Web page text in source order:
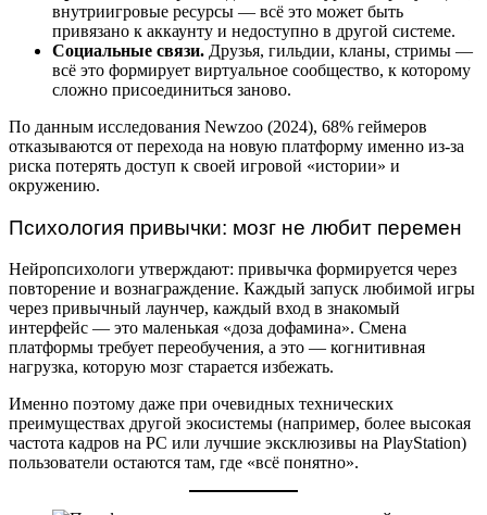
внутриигровые ресурсы — всё это может быть
привязано к аккаунту и недоступно в другой системе.
Социальные связи. Друзья, гильдии, кланы, стримы —
всё это формирует виртуальное сообщество, к которому
сложно присоединиться заново.
По данным исследования Newzoo (2024), 68% геймеров
отказываются от перехода на новую платформу именно из-за
риска потерять доступ к своей игровой «истории» и
окружению.
Психология привычки: мозг не любит перемен
Нейропсихологи утверждают: привычка формируется через
повторение и вознаграждение. Каждый запуск любимой игры
через привычный лаунчер, каждый вход в знакомый
интерфейс — это маленькая «доза дофамина». Смена
платформы требует переобучения, а это — когнитивная
нагрузка, которую мозг старается избежать.
Именно поэтому даже при очевидных технических
преимуществах другой экосистемы (например, более высокая
частота кадров на PC или лучшие эксклюзивы на PlayStation)
пользователи остаются там, где «всё понятно».